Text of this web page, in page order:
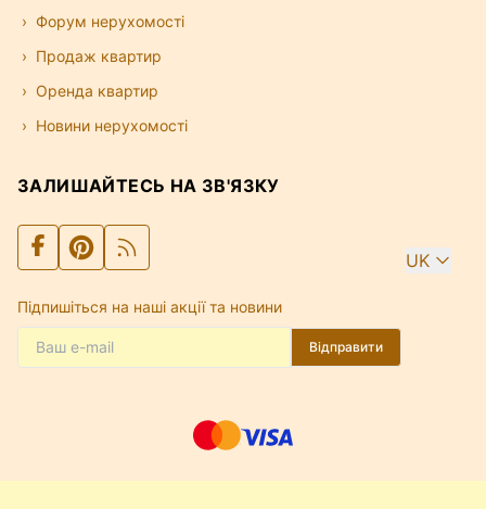
Форум нерухомості
Продаж квартир
Оренда квартир
Новини нерухомості
ЗАЛИШАЙТЕСЬ НА ЗВ'ЯЗКУ
UK
Підпишіться на наші акції та новини
Відправити